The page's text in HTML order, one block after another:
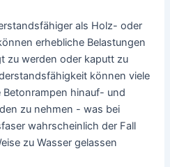
als Holz- oder
erhebliche Belastungen
zu werden oder kaputt zu
können viele
Betonrampen hinauf- und
zu nehmen - was bei
wahrscheinlich der Fall
zu Wasser gelassen